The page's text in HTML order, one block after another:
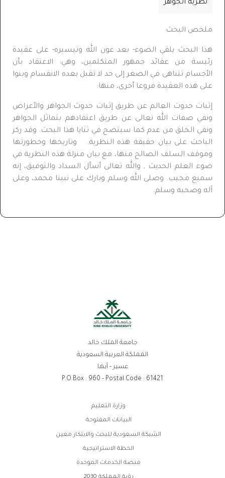
نظرية الجوهر
ملخص البحث
هذا البحث يلقي الضوء- بعد عون الله وتيسيره- على عقيدة
رئيسة من عقائد جمهور المتكلمين، وهي: الاعتقاد بأن
الأجسام تتناهى في الصغر إلى حد لا تقبل بعده الانقسام وبنوا
على هذه العقيدة فروعا أخرى، منها:
إثبات حدوث العالم عن طريق إثبات حدوث الجواهر والأعراض
ونفي صفات الله تعالى عن طريق اعتقادهم بتماثل الجواهر
ونفي الخلق من عدم كما سيتضح في ثنايا هذا البحث. وقد ركز
الباحث على بيان حقيقة هذه النظرية. وتاريخها وخطورتها
وموقف السلف الصالح منها، مع بيان منزلة هذه النظرية في
ضوء العلم الحديث , والله تعالى أسأل السداد والتوفيق، إنه
سميع مجيب. وصلى الله وسلم وبارك على نبينا محمد، وعلى
آله وصحبه وسلم.
جامعة الملك خالد
المملكة العربية السعودية
عسير - أبها
P.O.Box : 960 - Postal Code : 61421
وزارة التعليم
البيانات المفتوحة
الشبكة السعودية للبحث والابتكار معين
الخطة الاستراتيجية
منصة الخدمات الموحدة